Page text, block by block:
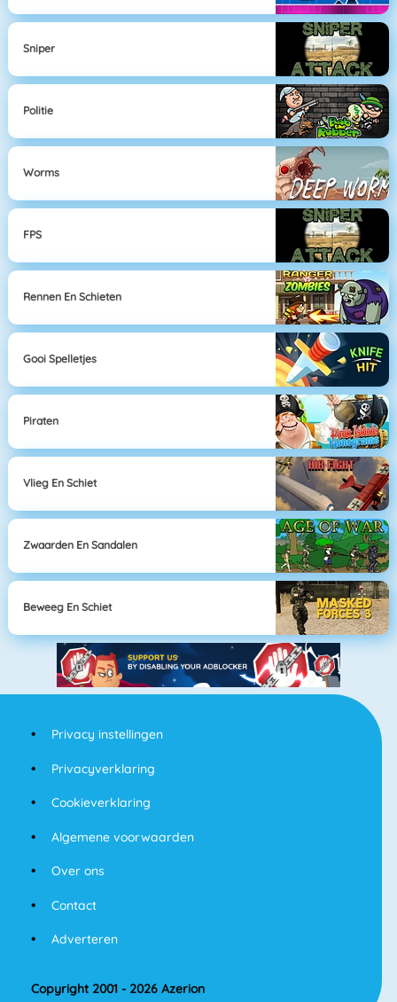
Sniper
Politie
Worms
FPS
Rennen En Schieten
Gooi Spelletjes
Piraten
Vlieg En Schiet
Zwaarden En Sandalen
Beweeg En Schiet
Privacy instellingen
Privacyverklaring
Cookieverklaring
Algemene voorwaarden
Over ons
Contact
Adverteren
Copyright 2001 - 2026 Azerion